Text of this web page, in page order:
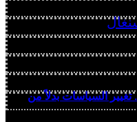
السياسات بدلاً من